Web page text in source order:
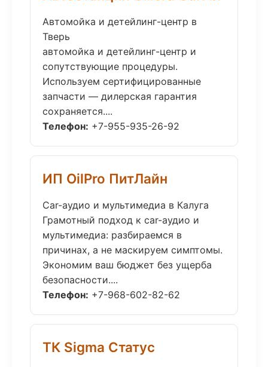
Автомойка и детейлинг-центр в
Тверь
автомойка и детейлинг-центр и
сопутствующие процедуры.
Используем сертифицированные
запчасти — дилерская гарантия
сохраняется....
Телефон: +7-955-935-26-92
ИП OilPro ПитЛайн
Car-аудио и мультимедиа в Калуга
Грамотный подход к car-аудио и
мультимедиа: разбираемся в
причинах, а не маскируем симптомы.
Экономим ваш бюджет без ущерба
безопасности....
Телефон: +7-968-602-82-62
ТК Sigma Статус